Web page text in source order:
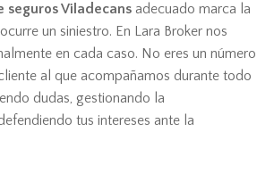
seguros Viladecans adecuado marca la
un siniestro. En Lara Broker nos
en cada caso. No eres un número
al que acompañamos durante todo
dudas, gestionando la
tus intereses ante la